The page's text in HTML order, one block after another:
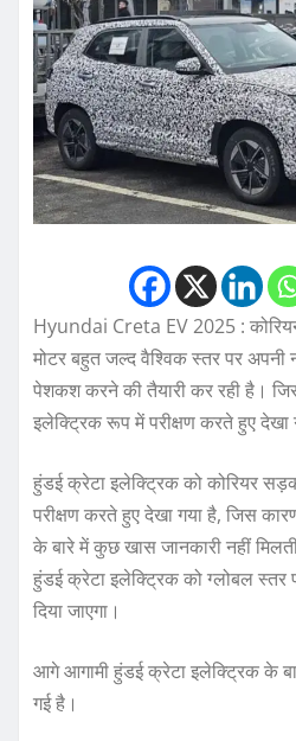
Hyundai Creta EV 2025 : कोरियन
मोटर बहुत जल्द वैश्विक स्तर पर
पेशकश करने की तैयारी कर रही है।
इलेक्ट्रिक रूप में परीक्षण करते हुए देखा
हुंडई क्रेटा इलेक्ट्रिक को कोरियर
परीक्षण करते हुए देखा गया है, जिस
के बारे में कुछ खास जानकारी नहीं
हुंडई क्रेटा इलेक्ट्रिक को ग्लोबल
दिया जाएगा।
आगे आगामी हुंडई क्रेटा इलेक्ट्रिक के
गई है।